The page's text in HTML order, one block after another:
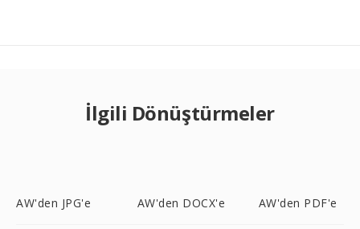
İlgili Dönüştürmeler
AW'den JPG'e AW'den DOCX'e AW'den PDF'e